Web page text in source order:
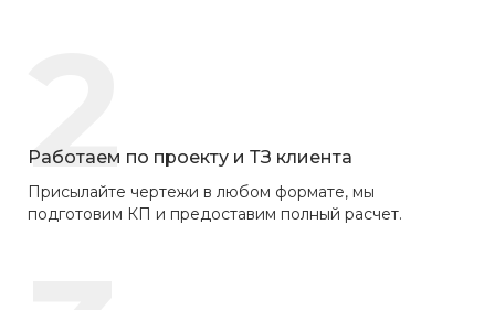
2
Работаем по проекту и ТЗ клиента
Присылайте чертежи в любом формате, мы
подготовим КП и предоставим полный расчет.